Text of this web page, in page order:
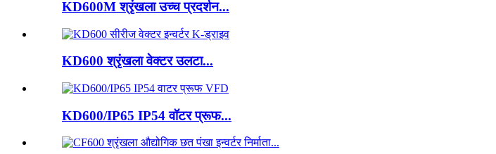
KD600M श्रृंखला उच्च प्रदर्शन...
KD600 श्रृंखला वेक्टर उलटा...
KD600/IP65 IP54 वॉटर प्रूफ...